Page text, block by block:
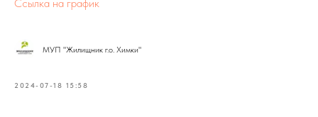
Ссылка на график
МУП "Жилищник г.о. Химки"
2024-07-18 15:58